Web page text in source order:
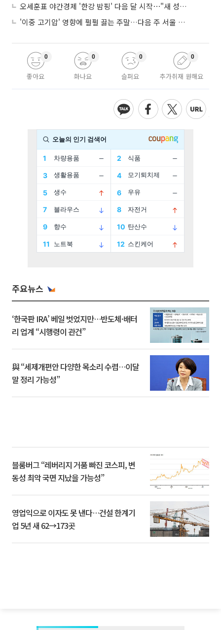
오세훈표 야간경제 '한강 밤핑' 다음 달 시작⋯"새 성장동력 만들 것"
'이중 고기압' 영향에 펄펄 끓는 주말…다음 주 서울 포함 서쪽이 더 덥다
좋아요
0
화나요
0
슬퍼요
0
추가취재 원해요
0
주요뉴스
‘한국판 IRA’ 베일 벗었지만…반도체·배터
리 업계 “시행령이 관건”
與 “세제개편안 다양한 목소리 수렴…이달
말 정리 가능성”
블룸버그 “레버리지 거품 빠진 코스피, 변
동성 최악 국면 지났을 가능성”
영업익으로 이자도 못 낸다…건설 한계기
업 5년 새 62→173곳